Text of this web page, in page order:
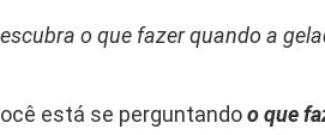
o que fazer quando a
está se perguntandoo que